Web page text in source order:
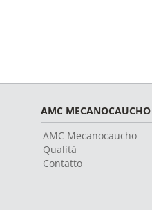
AMC MECANOCAUCHO
AMC Mecanocaucho
Qualità
Contatto